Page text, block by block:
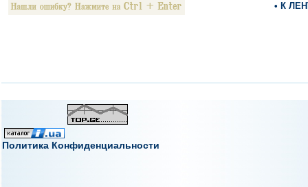
• К
Политика Конфиденциальности